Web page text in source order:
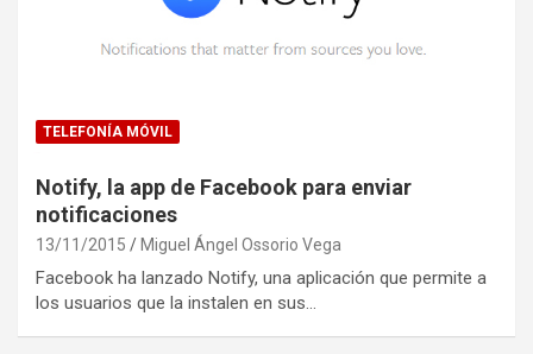
TELEFONÍA MÓVIL
Notify, la app de Facebook para enviar
notificaciones
13/11/2015 Miguel Ángel Ossorio Vega
Facebook ha lanzado Notify, una aplicación que permite a
los usuarios que la instalen en sus…